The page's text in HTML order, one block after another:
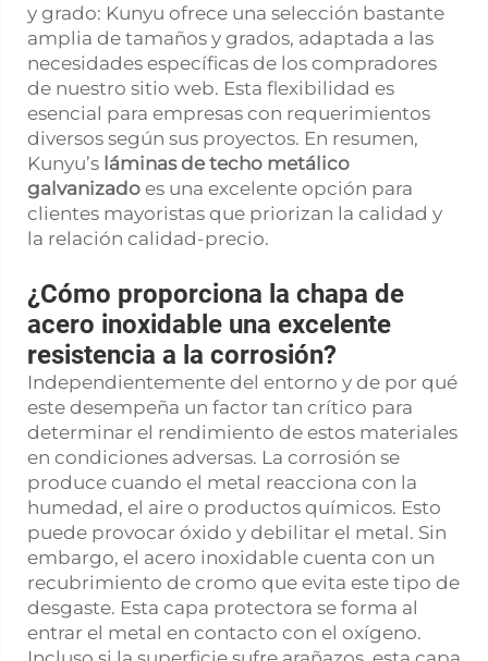
y grado: Kunyu ofrece una selección bastante
amplia de tamaños y grados, adaptada a las
necesidades específicas de los compradores
de nuestro sitio web. Esta flexibilidad es
esencial para empresas con requerimientos
diversos según sus proyectos. En resumen,
Kunyu’s láminas de techo metálico
galvanizado es una excelente opción para
clientes mayoristas que priorizan la calidad y
la relación calidad-precio.
¿Cómo proporciona la chapa de
acero inoxidable una excelente
resistencia a la corrosión?
Independientemente del entorno y de por qué
este desempeña un factor tan crítico para
determinar el rendimiento de estos materiales
en condiciones adversas. La corrosión se
produce cuando el metal reacciona con la
humedad, el aire o productos químicos. Esto
puede provocar óxido y debilitar el metal. Sin
embargo, el acero inoxidable cuenta con un
recubrimiento de cromo que evita este tipo de
desgaste. Esta capa protectora se forma al
entrar el metal en contacto con el oxígeno.